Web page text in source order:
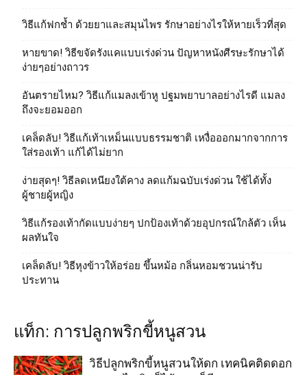
แท็ก: การปลูกพริกขี้หนูสวน
วิธีปลูกพริกขี้หนูสวนให้ดก เทคนิคติดดอก
วิธีแก้ฟกช้ำ ด้วยยาและสมุนไพร รักษาอย่างไรให้หายเร็วที่สุด
หายขาด! วิธีขจัดรังแคแบบเร่งด่วน ปัญหาหนังศีรษะรักษาได้
ง่ายๆอย่างถาวร
อันตรายไหม? วิธีแก้แมลงเข้าหู ปฐมพยาบาลอย่างไรดี แมลง
ถึงจะยอมออก
เคล็ดลับ! วิธีแก้เท้าเหม็นแบบธรรมชาติ เหงื่อออกมากจากการ
ใส่รองเท้า แก้ได้ไม่ยาก
ง่ายสุดๆ! วิธีลดเหนียงใต้คาง ลดแก้มฉบับเร่งด่วน ใช้ได้ทั้ง
ผู้ชายผู้หญิง
วิธีแก้รองเท้ากัดแบบง่ายๆ ปกป้องเท้าด้วยอุปกรณ์ใกล้ตัว เห็น
ผลทันใจ
เคล็ดลับ! วิธีหุงข้าวให้อร่อย ขึ้นหม้อ กลิ่นหอมชวนน่ารับ
ประทาน